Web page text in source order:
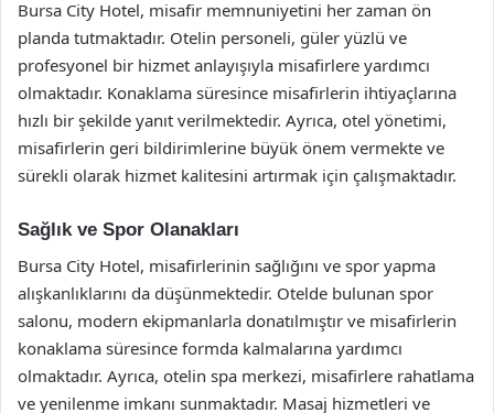
Bursa City Hotel, misafir memnuniyetini her zaman ön
planda tutmaktadır. Otelin personeli, güler yüzlü ve
profesyonel bir hizmet anlayışıyla misafirlere yardımcı
olmaktadır. Konaklama süresince misafirlerin ihtiyaçlarına
hızlı bir şekilde yanıt verilmektedir. Ayrıca, otel yönetimi,
misafirlerin geri bildirimlerine büyük önem vermekte ve
sürekli olarak hizmet kalitesini artırmak için çalışmaktadır.
Sağlık ve Spor Olanakları
Bursa City Hotel, misafirlerinin sağlığını ve spor yapma
alışkanlıklarını da düşünmektedir. Otelde bulunan spor
salonu, modern ekipmanlarla donatılmıştır ve misafirlerin
konaklama süresince formda kalmalarına yardımcı
olmaktadır. Ayrıca, otelin spa merkezi, misafirlere rahatlama
ve yenilenme imkanı sunmaktadır. Masaj hizmetleri ve